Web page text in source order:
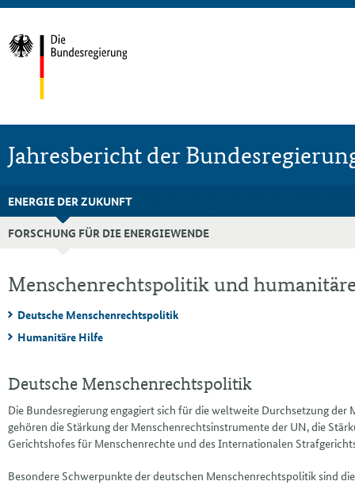
Jahresbericht der
ENERGIE DER ZUKUNFT
FORSCHUNG FÜR DIE ENERGIEWENDE
Menschenrechtspolitik und
Deutsche Menschenrechtspolitik
Humanitäre Hilfe
Deutsche Menschenrechtspolitik
Die Bundesregierung engagiert sich für die weltweite Durchsetzung der
gehören die Stärkung der Menschenrechtsinstrumente der UN, die
Gerichtshofes für Menschenrechte und des Internationalen
Besondere Schwerpunkte der deutschen Menschenrechtspolitik sind